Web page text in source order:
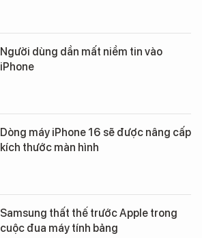
Người dùng dần mất niềm tin vào
iPhone
Dòng máy iPhone 16 sẽ được nâng cấp
kích thước màn hình
Samsung thất thế trước Apple trong
cuộc đua máy tính bảng